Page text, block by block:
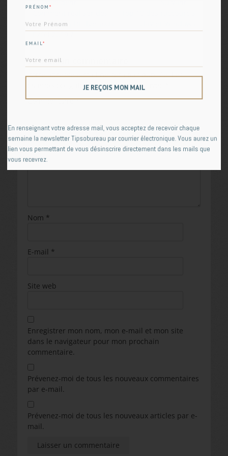
Navigation
l’article
← Précédent
précédent :
graphiques Bridge sous
Excel 2019 ?
Laisser un commentaire
Votre adresse e-mail ne sera pas publiée. Les
champs obligatoires sont indiqués avec
Commentaire*
Nom *
E-mail *
Site web
Enregistrer mon nom, mon e-mail et mon site
dans le navigateur pour mon prochain
commentaire.
Prévenez-moi de tous les nouveaux commentaires
par e-mail.
Prévenez-moi de tous les nouveaux articles par e-
mail.
PRÉNOM *
EMAIL*
JE REÇOIS MON MAIL
En renseignant votre adresse mail, vous acceptez de recevoir chaque
semaine la newsletter Tipsobureau par courrier électronique. Vous aurez un
lien vous permettant de vous désinscrire directement dans les mails que
vous recevrez.